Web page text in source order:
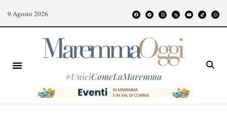
9 Agosto 2026
#UniciComeLaMaremma